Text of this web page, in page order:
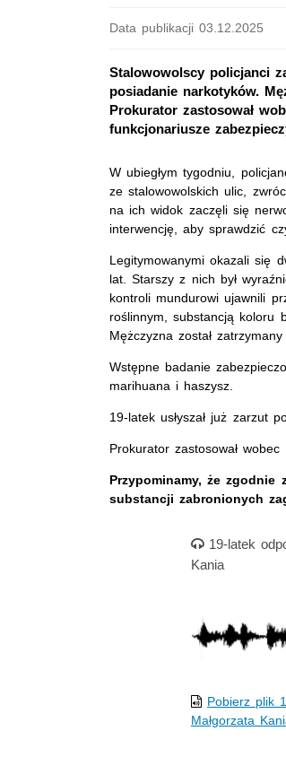
Data publikacji 03.12.2025
Stalowowolscy policjanci
posiadanie narkotyków.
Prokurator zastosował
funkcjonariusze
W ubiegłym tygodniu,
ze stalowowolskich ulic,
na ich widok zaczęli się
interwencję, aby sprawdzić
Legitymowanymi okazali się
lat. Starszy z nich był
kontroli mundurowi ujawnili
roślinnym, substancją koloru
Mężczyzna został
Wstępne badanie
marihuana i haszysz.
19-latek usłyszał już zarzut
Prokurator zastosował
Przypominamy, że zgodnie
substancji zabronionych
Nagranie
19-latek
Kania
Pobierz plik
Małgorzata